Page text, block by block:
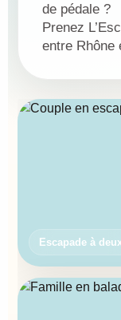
de pédale ?
Prenez
entre Rhône
Escapade à